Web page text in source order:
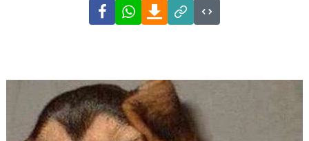
FacebookWhatsAppDownload
Link
Code